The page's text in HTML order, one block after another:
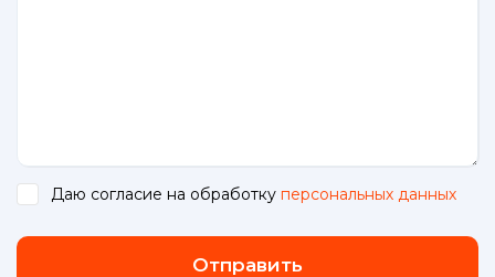
Даю согласие на обработку персональных данных
Отправить